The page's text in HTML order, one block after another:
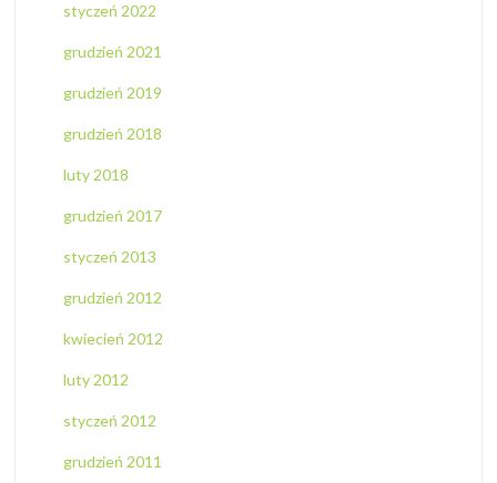
styczeń 2022
grudzień 2021
grudzień 2019
grudzień 2018
luty 2018
grudzień 2017
styczeń 2013
grudzień 2012
kwiecień 2012
luty 2012
styczeń 2012
grudzień 2011